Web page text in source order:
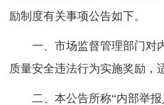
励制度有关事项公告如下。
一、市场监督管理部门对
质量安全违法行为实施奖励，
二、本公告所称“内部举